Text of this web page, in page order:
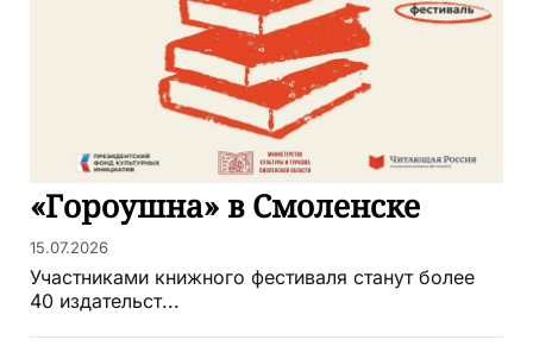
«Гороушна» в Смоленске
15.07.2026
Участниками книжного фестиваля станут более
40 издательст...